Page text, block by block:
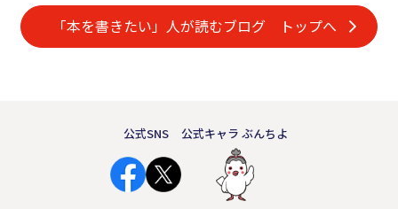
「本を書きたい」人が読むブログ トップへ
公式SNS 公式キャラ ぶんちよ